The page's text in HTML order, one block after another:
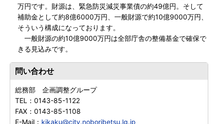
万円です。財源は、緊急防災減災事業債の約49億円。そして
補助金として約8億6000万円、一般財源で約10億9000万円、
そういう構成になっております。
一般財源の約10億9000万円は全部庁舎の整備基金で確保で
きる見込みです。
問い合わせ
総務部 企画調整グループ
TEL： 0143-85-1122
FAX： 0143-85-1108
E-Mail： kikaku@city.noboribetsu.lg.jp